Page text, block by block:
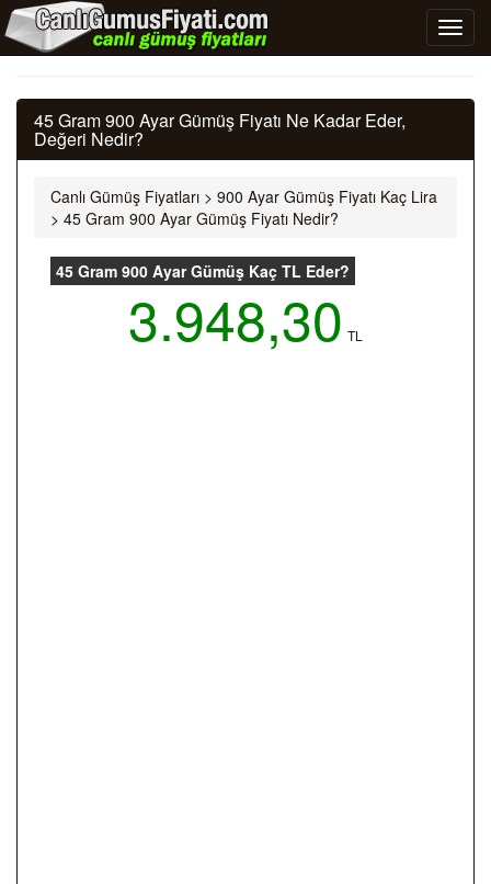
45 Gram 900 Ayar Gümüş Fiyatı Ne Kadar Eder,
Değeri Nedir?
Canlı Gümüş Fiyatları > 900 Ayar Gümüş Fiyatı Kaç Lira
> 45 Gram 900 Ayar Gümüş Fiyatı Nedir?
45 Gram 900 Ayar Gümüş Kaç TL Eder?
3.948,30 TL